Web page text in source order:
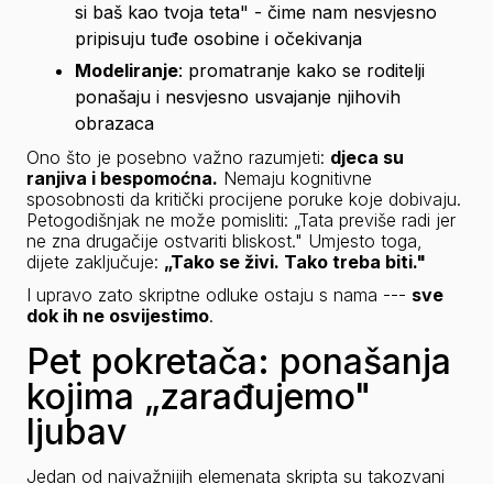
si baš kao tvoja teta" - čime nam nesvjesno
pripisuju tuđe osobine i očekivanja
Modeliranje: promatranje kako se roditelji
ponašaju i nesvjesno usvajanje njihovih
obrazaca
Ono što je posebno važno razumjeti: djeca su
ranjiva i bespomoćna. Nemaju kognitivne
sposobnosti da kritički procijene poruke koje dobivaju.
Petogodišnjak ne može pomisliti: „Tata previše radi jer
ne zna drugačije ostvariti bliskost." Umjesto toga,
dijete zaključuje: „Tako se živi. Tako treba biti."
I upravo zato skriptne odluke ostaju s nama --- sve
dok ih ne osvijestimo.
Pet pokretača: ponašanja
kojima „zarađujemo"
ljubav